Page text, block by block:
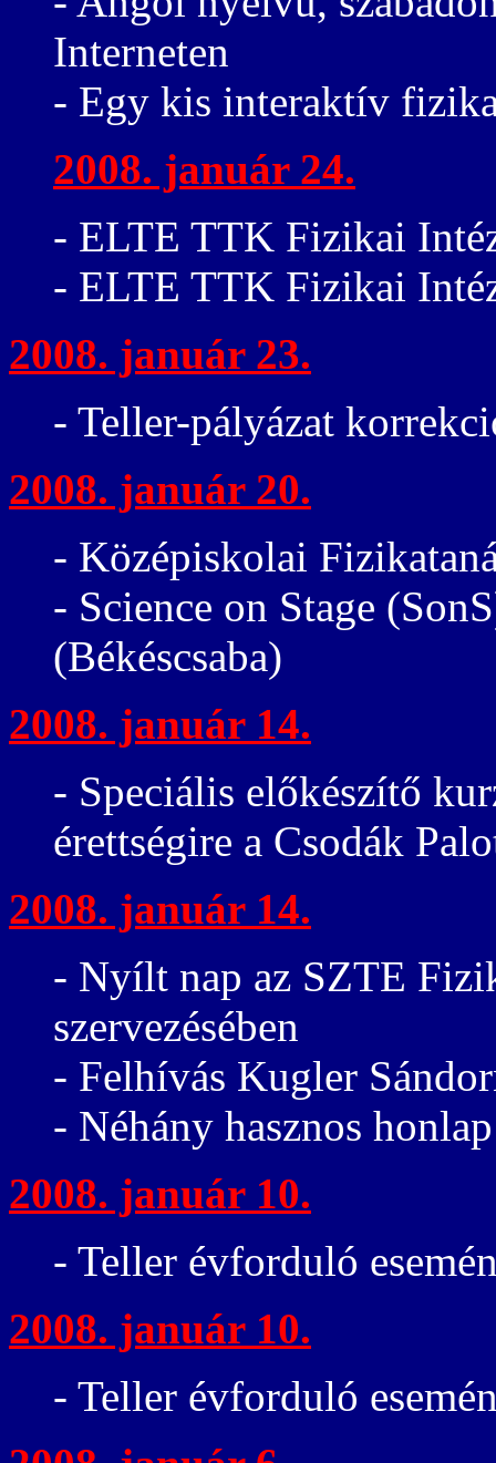
Interneten
- Egy kis interaktív
2008. január 24.
- ELTE TTK Fizikai
- ELTE TTK Fizikai
2008. január 23.
- Teller-pályázat
2008. január 20.
- Középiskolai
- Science on Stage
(Békéscsaba)
2008. január 14.
- Speciális előkészítő
érettségire a Csodák
2008. január 14.
- Nyílt nap az SZTE
szervezésében
- Felhívás Kugler
- Néhány hasznos honlap
2008. január 10.
- Teller évforduló
2008. január 10.
- Teller évforduló